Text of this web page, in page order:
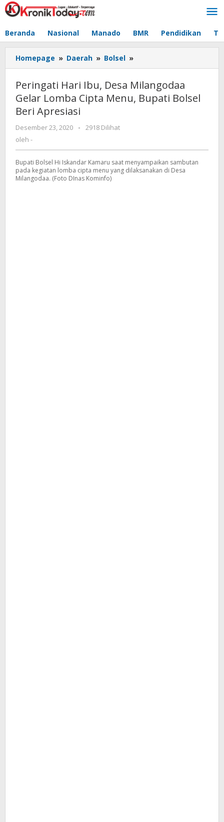
Lewati
ke
Beranda Nasional Manado BMR Pendidikan
Homepage » Daerah » Bolsel »
Hari
Ibu,
Desa
Milangodaa
Bupati
Bolsel
Beri
Peringati Hari Ibu, Desa Milangodaa
Gelar Lomba Cipta Menu, Bupati Bolsel
Beri Apresiasi
Desember 23, 2020
oleh
-
2918 Dilihat
oleh -
Bupati Bolsel Hi Iskandar Kamaru saat menyampaikan sambutan
pada kegiatan lomba cipta menu yang dilaksanakan di Desa
Milangodaa. (Foto DInas Kominfo)